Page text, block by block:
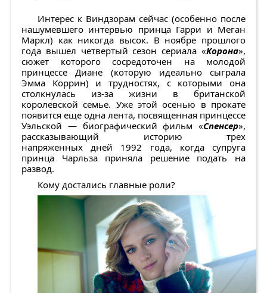
Интерес к Виндзорам сейчас (особенно после
нашумевшего интервью принца Гарри и Меган
Маркл) как никогда высок. В ноябре прошлого
года вышел четвертый сезон сериала «Корона»,
сюжет которого сосредоточен на молодой
принцессе Диане (которую идеально сыграла
Эмма Коррин) и трудностях, с которыми она
столкнулась из-за жизни в британской
королевской семье. Уже этой осенью в прокате
появится еще одна лента, посвященная принцессе
Уэльской — биографический фильм «Спенсер»,
рассказывающий историю трех
напряженных дней 1992 года, когда супруга
принца Чарльза приняла решение подать на
развод.
Кому достались главные роли?